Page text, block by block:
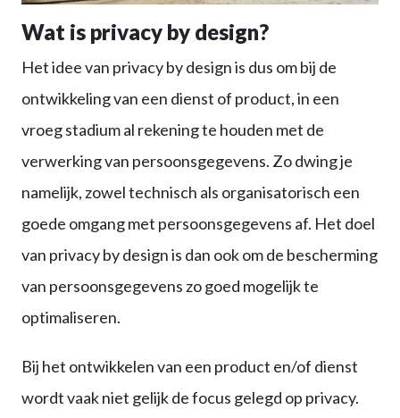
Wat is privacy by design?
Het idee van privacy by design is dus om bij de
ontwikkeling van een dienst of product, in een
vroeg stadium al rekening te houden met de
verwerking van persoonsgegevens. Zo dwing je
namelijk, zowel technisch als organisatorisch een
goede omgang met persoonsgegevens af. Het doel
van privacy by design is dan ook om de bescherming
van persoonsgegevens zo goed mogelijk te
optimaliseren.
Bij het ontwikkelen van een product en/of dienst
wordt vaak niet gelijk de focus gelegd op privacy.